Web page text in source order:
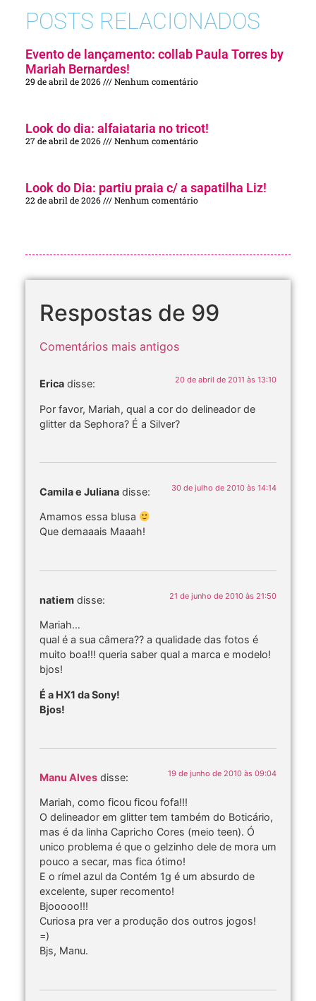
POSTS RELACIONADOS
Evento de lançamento: collab Paula Torres by
Mariah Bernardes!
29 de abril de 2026 Nenhum comentário
Look do dia: alfaiataria no tricot!
27 de abril de 2026 Nenhum comentário
Look do Dia: partiu praia c/ a sapatilha Liz!
22 de abril de 2026 Nenhum comentário
Respostas de 99
Comentários mais antigos
Erica disse: 20 de abril de 2011 às 13:10
Por favor, Mariah, qual a cor do delineador de
glitter da Sephora? É a Silver?
Camila e Juliana disse: 30 de julho de 2010 às 14:14
Amamos essa blusa
Que demaaais Maaah!
natiem disse: 21 de junho de 2010 às 21:50
Mariah…
qual é a sua câmera?? a qualidade das fotos é
muito boa!!! queria saber qual a marca e modelo!
bjos!
É a HX1 da Sony!
Bjos!
Manu Alves disse: 19 de junho de 2010 às 09:04
Mariah, como ficou ficou fofa!!!
O delineador em glitter tem também do Boticário,
mas é da linha Capricho Cores (meio teen). Ó
unico problema é que o gelzinho dele de mora um
pouco a secar, mas fica ótimo!
E o rímel azul da Contém 1g é um absurdo de
excelente, super recomento!
Bjooooo!!!
Curiosa pra ver a produção dos outros jogos!
=)
Bjs, Manu.